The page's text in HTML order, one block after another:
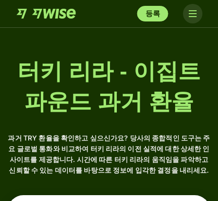
등록
터키 리라 - 이집트
파운드 과거 환율
과거 TRY 환율을 확인하고 싶으신가요? 당사의 종합적인 도구는 주
요 글로벌 통화와 비교하여 터키 리라의 이전 실적에 대한 상세한 인
사이트를 제공합니다. 시간에 따른 터키 리라의 움직임을 파악하고
신뢰할 수 있는 데이터를 바탕으로 정보에 입각한 결정을 내리세요.